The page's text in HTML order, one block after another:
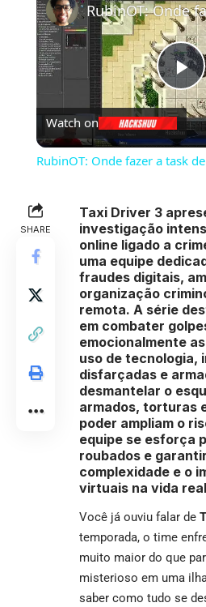
Watch on
RubinOT: Onde fazer a task
SHARE
Taxi Driver 3
investigação
online ligado a
uma equipe
fraudes digitais,
organização
remota. A série
em combater
emocionalmente
uso de tecnologia,
disfarçadas e
desmantelar o
armados, torturas
poder ampliam o
equipe se esforça
roubados e
complexidade e o
virtuais na vida
Você já ouviu falar de
temporada, o time
muito maior do que
misterioso em uma
saber como tudo se